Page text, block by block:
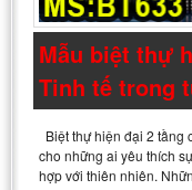
Mẫu biệt thự
Tinh tế trong
Biệt thự hiện đại 2 tầng
cho những ai yêu thích
hợp với thiên nhiên.